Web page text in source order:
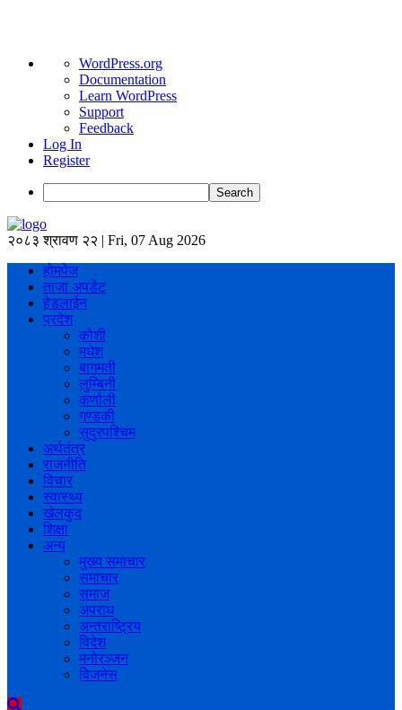
About
WordPress
WordPress.org
Documentation
Learn WordPress
Support
Feedback
Log In
Register
Search
२०८३ श्रावण २२ | Fri, 07 Aug 2026
होमपेज
ताजा अपडेट
हेडलाईन
प्रदेश
कोशी
मधेश
बागमती
लुम्बिनी
कर्णाली
गण्डकी
सुदुरपश्चिम
अर्थतंत्र
राजनीति
विचार
स्वास्थ्य
खेलकुद
शिक्षा
अन्य
मुख्य समाचार
समाचार
समाज
अपराध
अन्तराष्ट्रिय
विदेश
मनोरञ्जन
विजनेस